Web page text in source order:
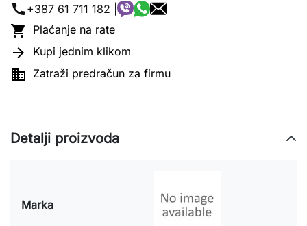
call +387 61 711 182 |
 Plaćanje na rate
 Kupi jednim klikom
 Zatraži predračun za firmu
Detalji proizvoda
Marka